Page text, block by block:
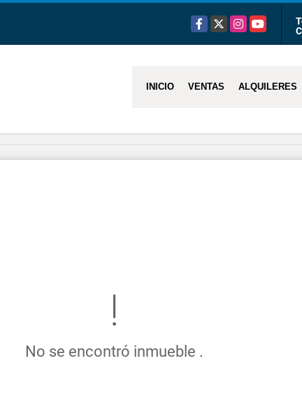
Facebook
X Instagram
YouTube
INICIO VENTAS ALQUILERES
No se encontró inmueble .